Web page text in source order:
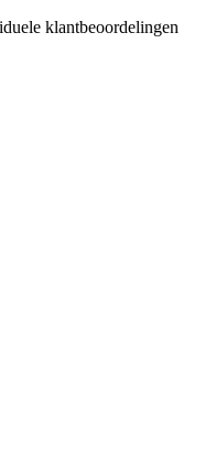
klantbeoordelingen